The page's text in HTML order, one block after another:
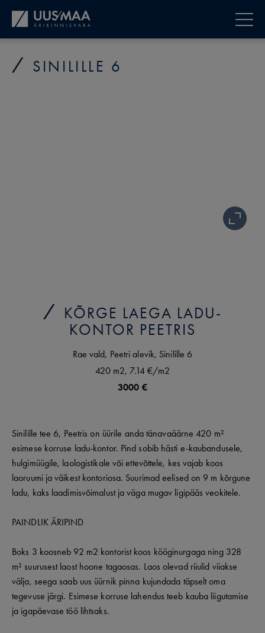
SINILILLE 6
KÕRGE LAEGA LADU-
KONTOR PEETRIS
Rae vald, Peetri alevik, Sinilille 6
420 m2, 7.14 €/m2
3000 €
Sinilille tee 6, Peetris on üürile anda tänavaäärne 420 m²
esimese korruse ladu-kontor. Pind sobib hästi e-kaubandusele,
hulgimüügile, laologistikale või ettevõttele, kes vajab koos
laoruumi ja väikest kontoriosa. Suurimad eelised on 9 m kõrgune
ladu, kaks laadimisvõimalust ja väga mugav ligipääs veokitele.
PAINDLIK ÄRIPIND
Boks 3 koosneb 92 m2 kontorist koos kööginurgaga ning 328
m² suurusest laost hoone tagaosas. Laos olevad riiulid viiakse
välja, seega saab uus üürnik pinna kujundada täpselt oma
tegevuse järgi. Esimese korruse lahendus teeb kauba liigutamise
ja igapäevase töö lihtsaks.